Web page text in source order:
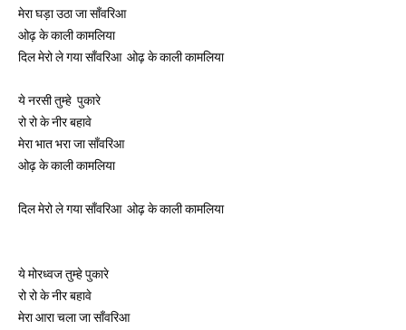
मेरा घड़ा उठा जा साँवरिआ
ओढ़ के काली कामलिया
दिल मेरो ले गया साँवरिआ  ओढ़ के काली कामलिया
ये नरसी तुम्हे  पुकारे
रो रो के नीर बहावे
मेरा भात भरा जा साँवरिआ
ओढ़ के काली कामलिया
दिल मेरो ले गया साँवरिआ  ओढ़ के काली कामलिया
ये मोरध्वज तुम्हे पुकारे
रो रो के नीर बहावे
मेरा आरा चला जा साँवरिआ